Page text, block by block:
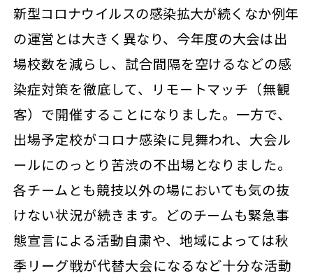
新型コロナウイルスの感染拡大が続くなか例年
の運営とは大きく異なり、 今年度の大会は出
場校数を減らし、試合間隔を空けるなどの感
染症対策を徹底して、リモートマッチ（無観
客）で開催することになりました。一方で、
出場予定校がコロナ感染に見舞われ、大会ル
ールにのっとり苦渋の不出場となりました。
各チームとも競技以外の場においても気の抜
けない状況が続きます。どのチームも緊急事
態宣言による活動自粛や、地域によっては秋
季リーグ戦が代替大会になるなど十分な活動